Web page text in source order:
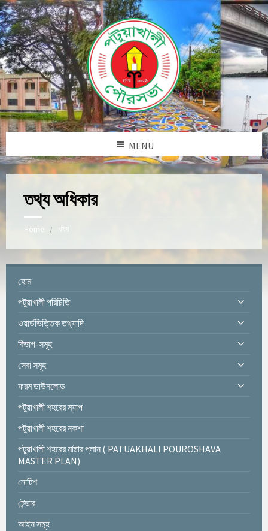
MENU
তথ্য অধিকার
Home
হোম
পটুয়াখালী পরিচিতি
ওয়ার্ডভিত্তিক তথ্যাদি
বিভাগ-সমূহ
সেবা সমূহ
ফরম ডাউনলোড
পটুয়াখালী শহরের ম্যাপ
পটুয়াখালী শহরের নকশা
পটুয়াখালী শহরের মাষ্টার প্লান ( PATUAKHALI POUROSHAVA
MASTER PLAN)
নোটিশ
টেন্ডার
আইন সমূহ